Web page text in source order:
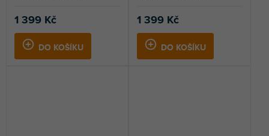
1 399 Kč
DO KOŠÍKU
1 399 Kč
DO KOŠÍKU